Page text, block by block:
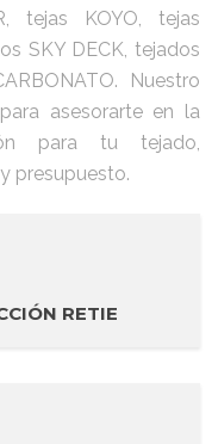
tejas KOYO, tejas
SKY DECK, tejados
Nuestro
asesorarte en la
para tu tejado,
presupuesto.
RETIE